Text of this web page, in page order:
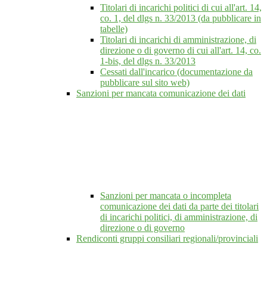
Titolari di incarichi politici di cui all'art. 14,
co. 1, del dlgs n. 33/2013 (da pubblicare in
tabelle)
Titolari di incarichi di amministrazione, di
direzione o di governo di cui all'art. 14, co.
1-bis, del dlgs n. 33/2013
Cessati dall'incarico (documentazione da
pubblicare sul sito web)
Sanzioni per mancata comunicazione dei dati
Sanzioni per mancata o incompleta
comunicazione dei dati da parte dei titolari
di incarichi politici, di amministrazione, di
direzione o di governo
Rendiconti gruppi consiliari regionali/provinciali